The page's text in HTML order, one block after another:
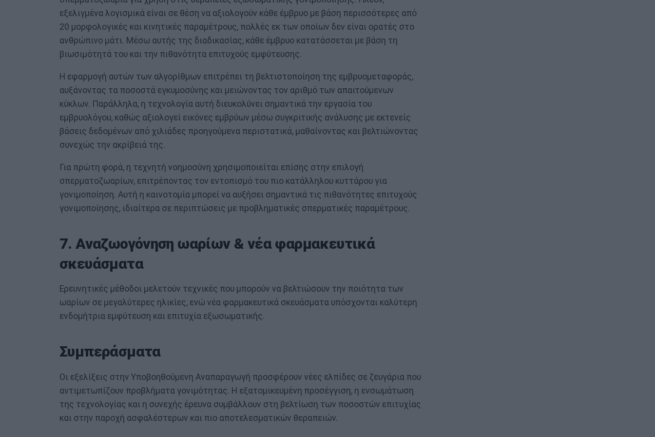
εξελιγμένα λογισμικά είναι σε θέση να αξιολογούν κάθε έμβρυο με βάση περισσότερες από
20 μορφολογικές και κινητικές παραμέτρους, πολλές εκ των οποίων δεν είναι ορατές στο
ανθρώπινο μάτι. Μέσω αυτής της διαδικασίας, κάθε έμβρυο κατατάσσεται με βάση τη
βιωσιμότητά του και την πιθανότητα επιτυχούς εμφύτευσης.
Η εφαρμογή αυτών των αλγορίθμων επιτρέπει τη βελτιστοποίηση της εμβρυομεταφοράς,
αυξάνοντας τα ποσοστά εγκυμοσύνης και μειώνοντας τον αριθμό των απαιτούμενων
κύκλων. Παράλληλα, η τεχνολογία αυτή διευκολύνει σημαντικά την εργασία του
εμβρυολόγου, καθώς αξιολογεί εικόνες εμβρύων μέσω συγκριτικής ανάλυσης με εκτενείς
βάσεις δεδομένων από χιλιάδες προηγούμενα περιστατικά, μαθαίνοντας και βελτιώνοντας
συνεχώς την ακρίβειά της.
Για πρώτη φορά, η τεχνητή νοημοσύνη χρησιμοποιείται επίσης στην επιλογή
σπερματοζωαρίων, επιτρέποντας τον εντοπισμό του πιο κατάλληλου κυττάρου για
γονιμοποίηση. Αυτή η καινοτομία μπορεί να αυξήσει σημαντικά τις πιθανότητες επιτυχούς
γονιμοποίησης, ιδιαίτερα σε περιπτώσεις με προβληματικές σπερματικές παραμέτρους.
7. Αναζωογόνηση ωαρίων & νέα φαρμακευτικά
σκευάσματα
Ερευνητικές μέθοδοι μελετούν τεχνικές που μπορούν να βελτιώσουν την ποιότητα των
ωαρίων σε μεγαλύτερες ηλικίες, ενώ νέα φαρμακευτικά σκευάσματα υπόσχονται καλύτερη
ενδομήτρια εμφύτευση και επιτυχία εξωσωματικής.
Συμπεράσματα
Οι εξελίξεις στην Υποβοηθούμενη Αναπαραγωγή προσφέρουν νέες ελπίδες σε ζευγάρια που
αντιμετωπίζουν προβλήματα γονιμότητας. Η εξατομικευμένη προσέγγιση, η ενσωμάτωση
της τεχνολογίας και η συνεχής έρευνα συμβάλλουν στη βελτίωση των ποσοστών επιτυχίας
και στην παροχή ασφαλέστερων και πιο αποτελεσματικών θεραπειών.